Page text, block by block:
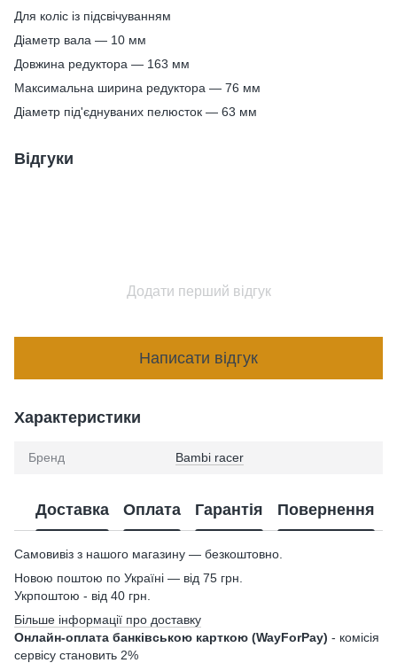
Для коліс із підсвічуванням
Діаметр вала — 10 мм
Довжина редуктора — 163 мм
Максимальна ширина редуктора — 76 мм
Діаметр під'єднуваних пелюсток — 63 мм
Відгуки
Додати перший відгук
Написати відгук
Характеристики
Бренд Bambi racer
Доставка Оплата Гарантія Повернення
Самовивіз з нашого магазину — безкоштовно.
Новою поштою по Україні — від 75 грн.
Укрпоштою - від 40 грн.
Більше інформації про доставку
Онлайн-оплата банківською карткою (WayForPay) - комісія
сервісу становить 2%